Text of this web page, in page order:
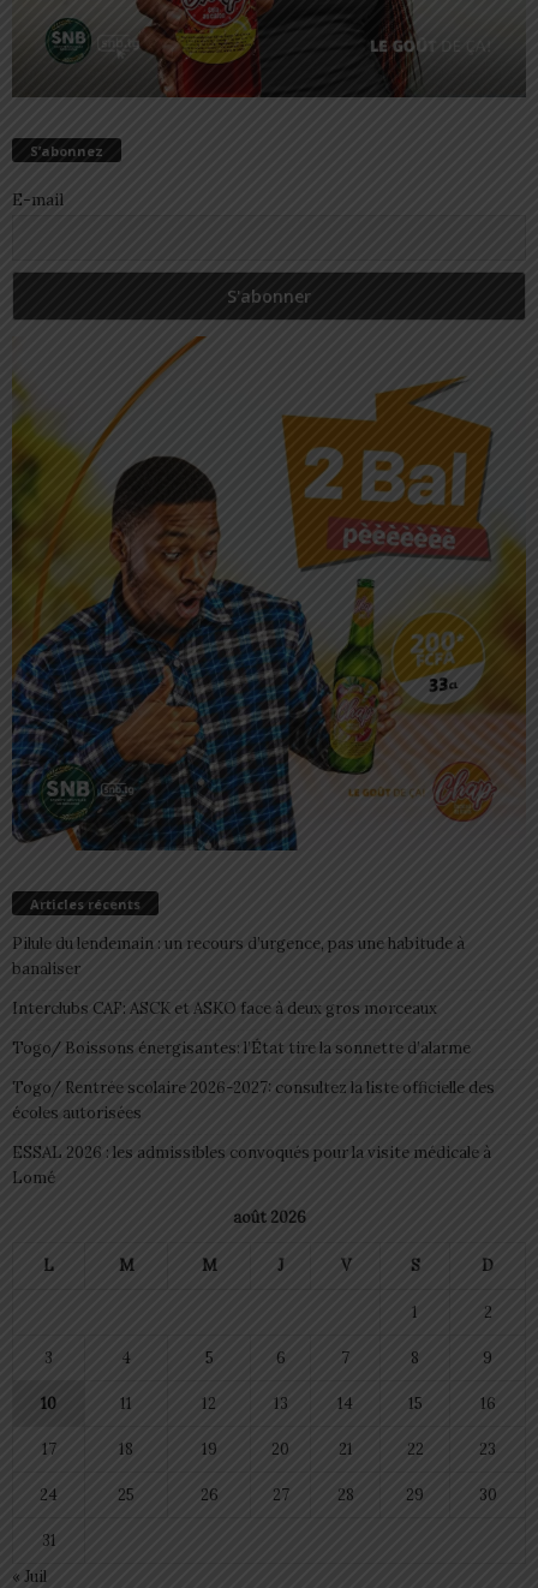
S’abonnez
E-mail
Articles récents
Pilule du lendemain : un recours d’urgence, pas une habitude à
banaliser
Interclubs CAF: ASCK et ASKO face à deux gros morceaux
Togo/ Boissons énergisantes: l’État tire la sonnette d’alarme
Togo/ Rentrée scolaire 2026-2027: consultez la liste officielle des
écoles autorisées
ESSAL 2026 : les admissibles convoqués pour la visite médicale à
Lomé
août 2026
L M M J V S D
1 2
3 4 5 6 7 8 9
10 11 12 13 14 15 16
17 18 19 20 21 22 23
24 25 26 27 28 29 30
31
« Juil